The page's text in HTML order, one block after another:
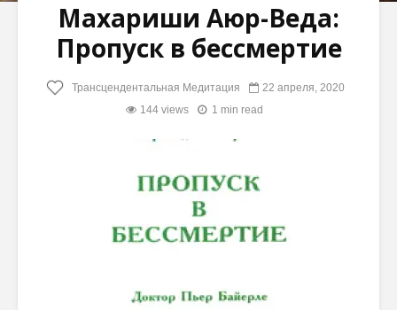
Махариши Аюр-Веда:
Пропуск в бессмертие
Трансцендентальная Медитация
22 апреля, 2020
144 views
1 min read